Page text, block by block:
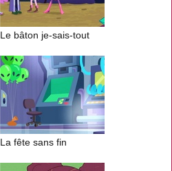
Le bâton je-sais-tout
La fête sans fin